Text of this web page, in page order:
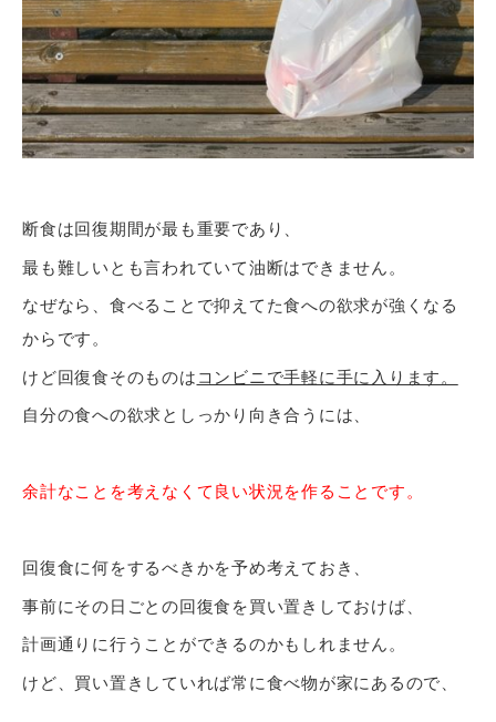
断食は回復期間が最も重要であり、
最も難しいとも言われていて油断はできません。
なぜなら、食べることで抑えてた食への欲求が強くなる
からです。
けど回復食そのものは コンビニで手軽に手に入ります。
自分の食への欲求としっかり向き合うには、
余計なことを考えなくて良い状況を作ることです。
回復食に何をするべきかを予め考えておき、
事前にその日ごとの回復食を買い置きしておけば、
計画通りに行うことができるのかもしれません。
けど、買い置きしていれば常に食べ物が家にあるので、